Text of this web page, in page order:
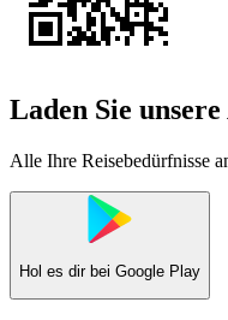
Laden Sie
Alle Ihre Reisebedürfnisse
Hol es dir bei Google Play